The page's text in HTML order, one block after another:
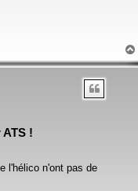
!
l'hélico n'ont pas de